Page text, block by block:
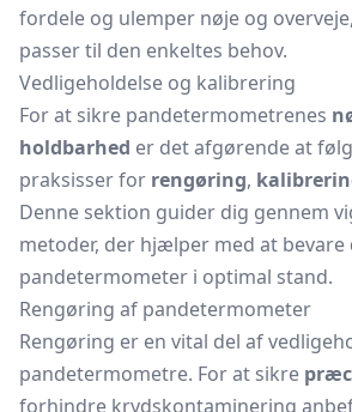
fordele og ulemper nøje og
passer til den enkeltes behov.
Vedligeholdelse og kalibrering
For at sikre pandetermometrenes
holdbarhed er det afgørende at
praksisser for rengøring,
Denne sektion guider dig gennem
metoder, der hjælper med at bevare
pandetermometer i optimal stand.
Rengøring af pandetermometer
Rengøring er en vital del af
pandetermometre. For at sikre
forhindre krydskontaminering